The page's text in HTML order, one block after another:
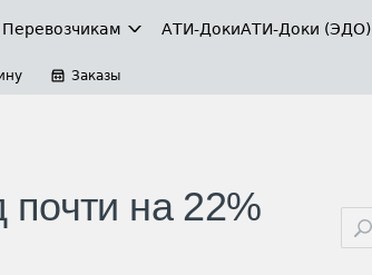
Перевозчикам АТИ-ДокиАТИ-Доки (ЭДО)
Заказы
почти на 22%